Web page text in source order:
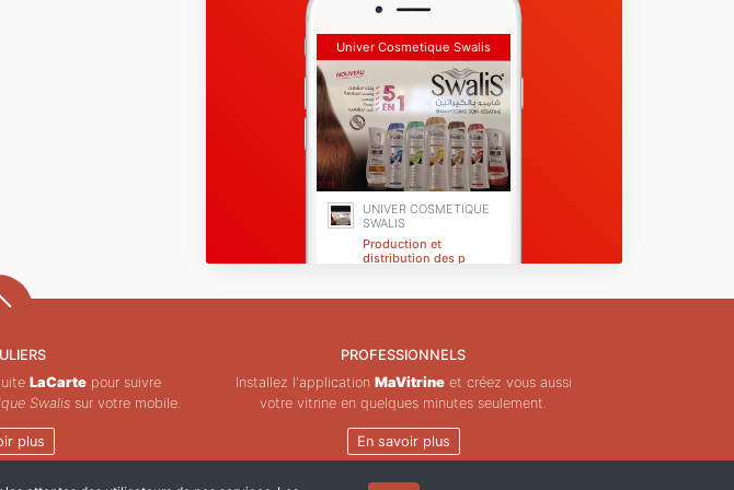
Univer Cosmetique Swalis
UNIVER COSMETIQUE
SWALIS
Production et
distribution des p
LaCartepour suivre
Swalis sur votre mobile.
plus
PROFESSIONNELS
Installez l'application MaVitrineet créez vous aussi
votre vitrine en quelques minutes seulement.
En savoir plus